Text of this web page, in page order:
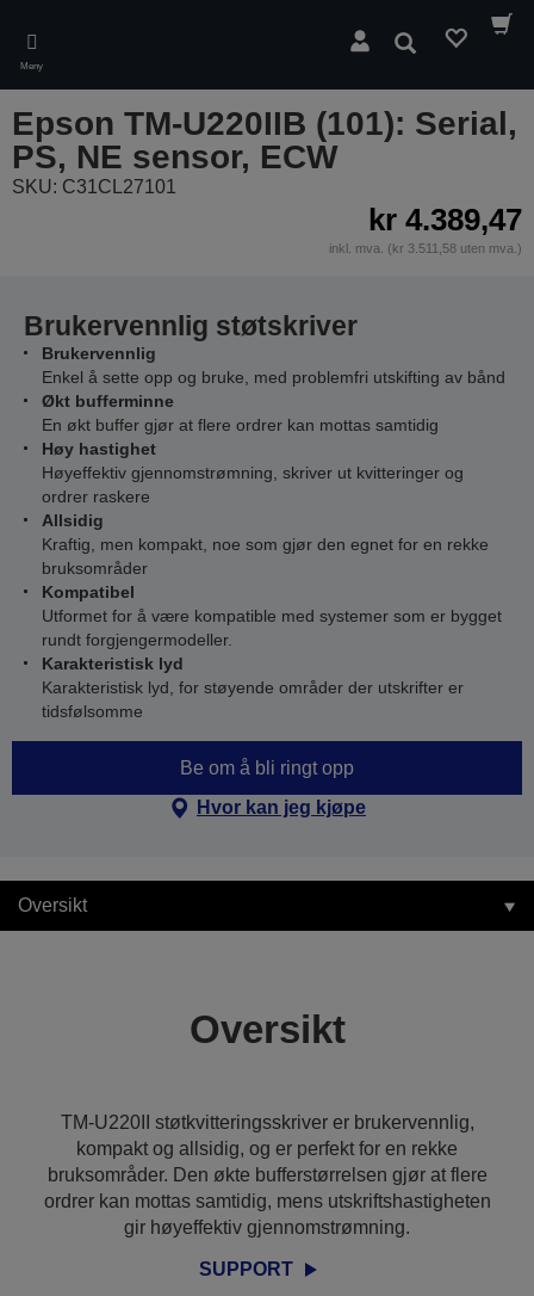
main
content
Meny
Søk
Epson TM-U220IIB (101): Serial,
PS, NE sensor, ECW
SKU: C31CL27101
kr 4.389,47
inkl. mva. (kr 3.511,58 uten mva.)
Brukervennlig støtskriver
Brukervennlig
Enkel å sette opp og bruke, med problemfri utskifting av bånd
Økt bufferminne
En økt buffer gjør at flere ordrer kan mottas samtidig
Høy hastighet
Høyeffektiv gjennomstrømning, skriver ut kvitteringer og
ordrer raskere
Allsidig
Kraftig, men kompakt, noe som gjør den egnet for en rekke
bruksområder
Kompatibel
Utformet for å være kompatible med systemer som er bygget
rundt forgjengermodeller.
Karakteristisk lyd
Karakteristisk lyd, for støyende områder der utskrifter er
tidsfølsomme
Be om å bli ringt opp
Hvor kan jeg kjøpe
Oversikt
Oversikt
TM-U220II støtkvitteringsskriver er brukervennlig,
kompakt og allsidig, og er perfekt for en rekke
bruksområder. Den økte bufferstørrelsen gjør at flere
ordrer kan mottas samtidig, mens utskriftshastigheten
gir høyeffektiv gjennomstrømning.
SUPPORT